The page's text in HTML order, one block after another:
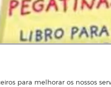
para melhorar os nossos